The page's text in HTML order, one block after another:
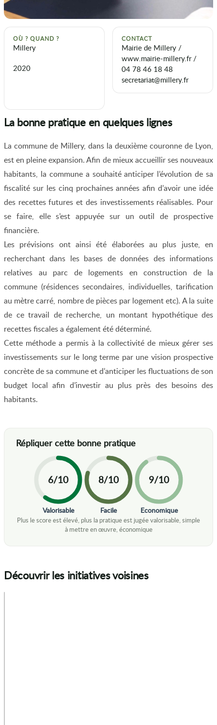
OÙ ? QUAND ?
Millery
2020
CONTACT
Mairie de Millery /
www.mairie-millery.fr /
04 78 46 18 48
secretariat@millery.fr
La bonne pratique en quelques lignes
La commune de Millery, dans la deuxième couronne de Lyon,
est en pleine expansion. Afin de mieux accueillir ses nouveaux
habitants, la commune a souhaité anticiper l’évolution de sa
fiscalité sur les cinq prochaines années afin d’avoir une idée
des recettes futures et des investissements réalisables. Pour
se faire, elle s’est appuyée sur un outil de prospective
financière.
Les prévisions ont ainsi été élaborées au plus juste, en
recherchant dans les bases de données des informations
relatives au parc de logements en construction de la
commune (résidences secondaires, individuelles, tarification
au mètre carré, nombre de pièces par logement etc). A la suite
de ce travail de recherche, un montant hypothétique des
recettes fiscales a également été déterminé.
Cette méthode a permis à la collectivité de mieux gérer ses
investissements sur le long terme par une vision prospective
concrète de sa commune et d’anticiper les fluctuations de son
budget local afin d’investir au plus près des besoins des
habitants.
6/10
Valorisable
8/10
Facile
9/10
Economique
Découvrir les initiatives voisines